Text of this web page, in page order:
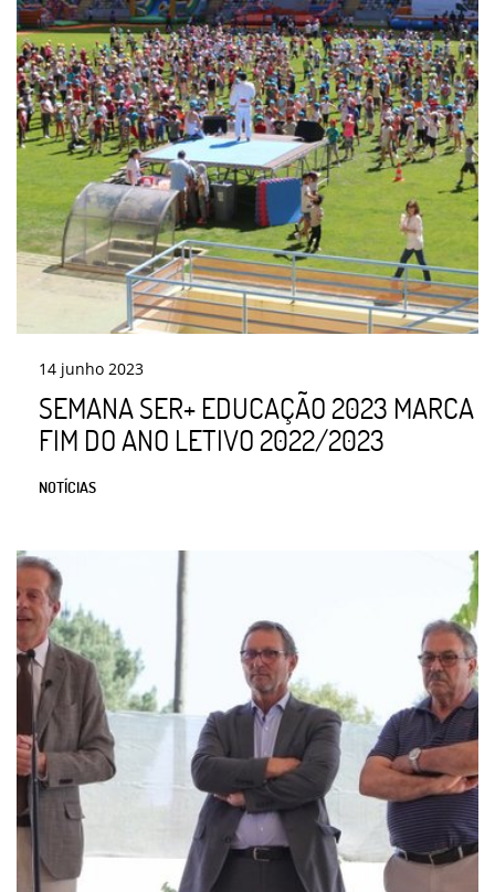
14 junho 2023
SEMANA SER+ EDUCAÇÃO 2023 MARCA
FIM DO ANO LETIVO 2022/2023
NOTÍCIAS